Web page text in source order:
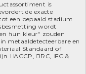
is
de exacte
een bepaald stadium
wordt
hun kleur" zouden
metaaldetecteerbare en
Standaard of
HACCP, BRC, IFC &